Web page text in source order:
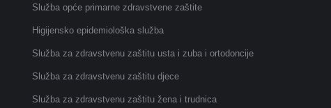
Služba opće primarne zdravstvene zaštite
Higijensko epidemiološka služba
Služba za zdravstvenu zaštitu usta i zuba i ortodoncije
Služba za zdravstvenu zaštitu djece
Služba za zdravstvenu zaštitu žena i trudnica